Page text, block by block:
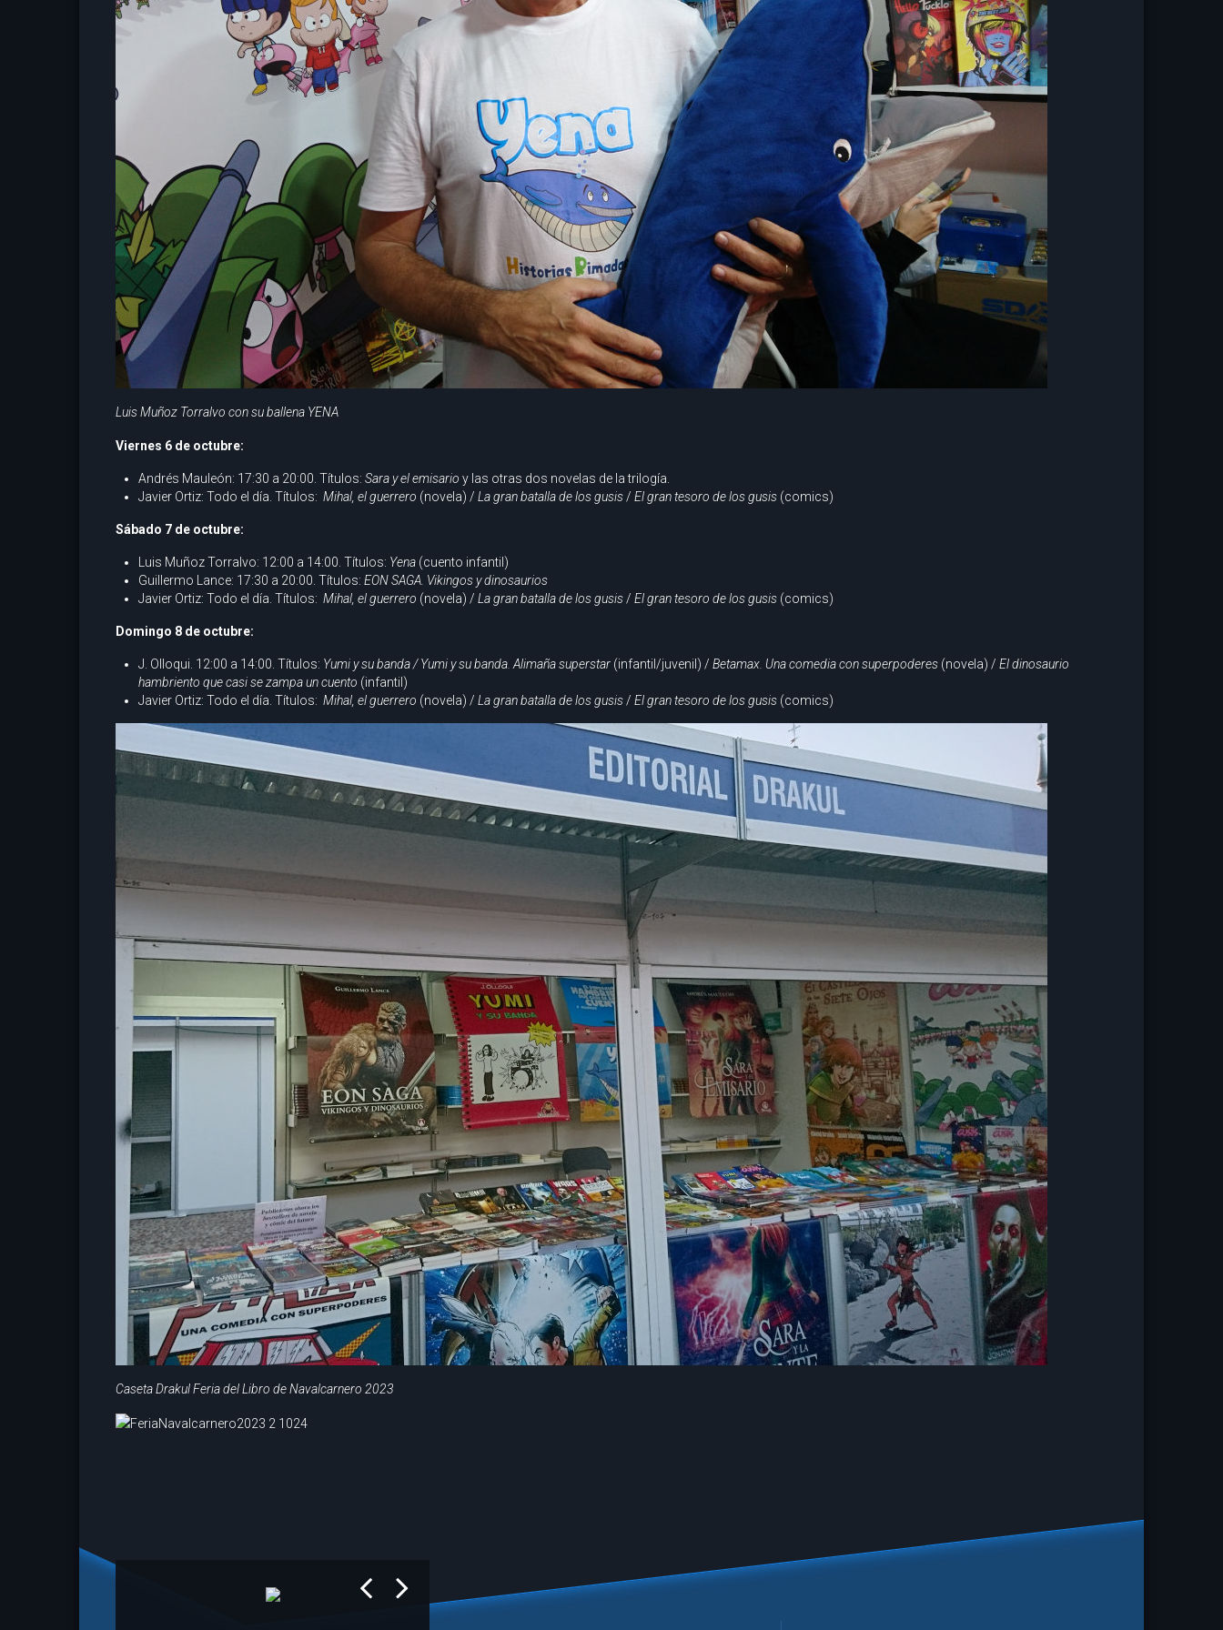
Luis Muñoz Torralvo con su ballena YENA
Viernes 6 de octubre:
Andrés Mauleón: 17:30 a 20:00. Títulos: Sara y el emisario y las otras dos novelas de la trilogía.
Javier Ortiz: Todo el día. Títulos: Mihal, el guerrero (novela) / La gran batalla de los gusis / El gran tesoro de los gusis (comics)
Sábado 7 de octubre:
Luis Muñoz Torralvo: 12:00 a 14:00. Títulos: Yena (cuento infantil)
Guillermo Lance: 17:30 a 20:00. Títulos: EON SAGA. Vikingos y dinosaurios
Javier Ortiz: Todo el día. Títulos: Mihal, el guerrero (novela) / La gran batalla de los gusis / El gran tesoro de los gusis (comics)
Domingo 8 de octubre:
J. Olloqui. 12:00 a 14:00. Títulos: Yumi y su banda / Yumi y su banda. Alimaña superstar (infantil/juvenil) / Betamax. Una comedia con superpoderes (novela) / El dinosaurio
hambriento que casi se zampa un cuento (infantil)
Javier Ortiz: Todo el día. Títulos: Mihal, el guerrero (novela) / La gran batalla de los gusis / El gran tesoro de los gusis (comics)
Caseta Drakul Feria del Libro de Navalcarnero 2023